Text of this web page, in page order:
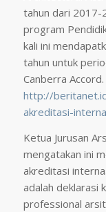
tahun dari 2017-
program
kali ini
tahun untuk
Canberra Accord.
http://
akreditasi-
Ketua Jurusan
mengatakan ini
akreditasi
adalah deklarasi
professional